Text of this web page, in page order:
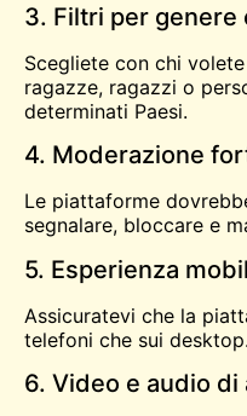
3. Filtri per genere
Scegliete con chi
ragazze, ragazzi o
determinati Paesi.
4. Moderazione
Le piattaforme
segnalare, bloccare e
5. Esperienza
Assicuratevi che la
telefoni che sui desktop.
6. Video e audio di